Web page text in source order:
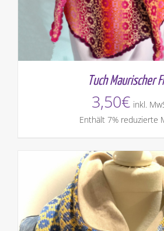
Tuch Maurischer
3,50€ inkl.
Enthält 7% reduzierte